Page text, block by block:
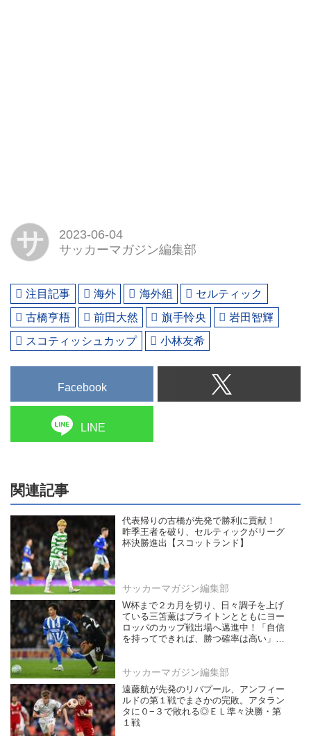
サ
2023-06-04
サッカーマガジン編集部
注目記事 海外 海外組
セルティック
古橋亨梧
前田大然 旗手怜央
岩田智輝
スコティッシュカップ
小林友希
Facebook
LINE
関連記事
代表帰りの古橋が先発で勝利に貢献！
昨季王者を破り、セルティックがリーグ
杯決勝進出【スコットランド】
サッカーマガジン編集部
W杯まで２カ月を切り、日々調子を上げ
ている三笘薫はブライトンとともにヨー
ロッパのカップ戦出場へ邁進中！「自信
を持ってできれば、勝つ確率は高い」
サッカーマガジン編集部
遠藤航が先発のリバプール、アンフィー
ルドの第１戦でまさかの完敗。アタラン
タに０−３で敗れる◎ＥＬ準々決勝・第
１戦